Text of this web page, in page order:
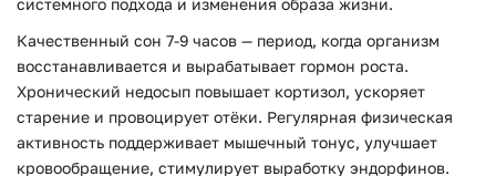
системного подхода и изменения образа жизни.
Качественный сон 7-9 часов — период, когда организм
восстанавливается и вырабатывает гормон роста.
Хронический недосып повышает кортизол, ускоряет
старение и провоцирует отёки. Регулярная физическая
активность поддерживает мышечный тонус, улучшает
кровообращение, стимулирует выработку эндорфинов.